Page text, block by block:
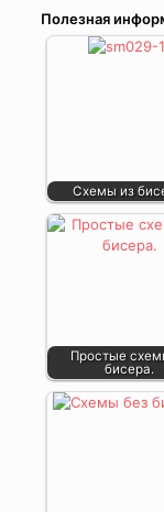
Полезная
Схемы из
Простые
бисера.